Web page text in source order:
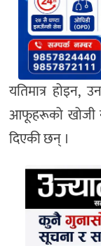
यतिमात्र होइन,
आफूहरूको खोजी
दिएकी छन् ।